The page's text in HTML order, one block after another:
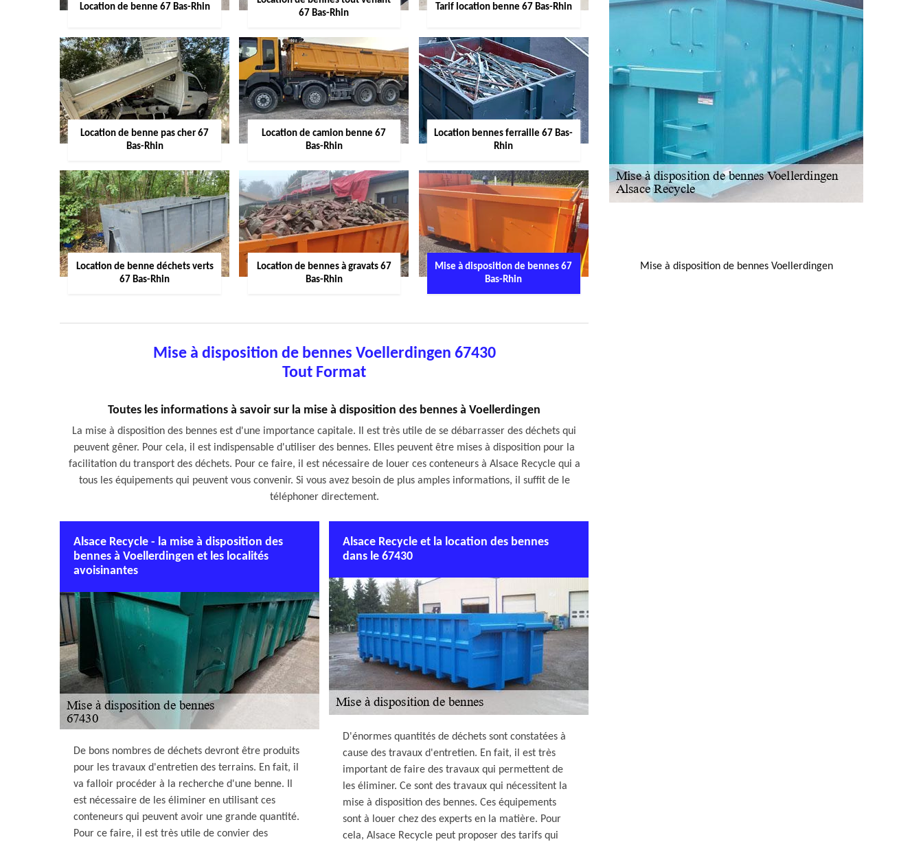
Location de benne 67 Bas-Rhin
67 Bas-Rhin
Tarif location benne 67 Bas-Rhin
Location de benne pas cher 67
Bas-Rhin
Location de camion benne 67
Bas-Rhin
Location bennes ferraille 67 Bas-
Rhin
Location de benne déchets verts
67 Bas-Rhin
Location de bennes à gravats 67
Bas-Rhin
Mise à disposition de bennes 67
Bas-Rhin
Mise à disposition de bennes Voellerdingen 67430
Tout Format
Toutes les informations à savoir sur la mise à disposition des bennes à Voellerdingen
La mise à disposition des bennes est d'une importance capitale. Il est très utile de se débarrasser des déchets qui
peuvent gêner. Pour cela, il est indispensable d'utiliser des bennes. Elles peuvent être mises à disposition pour la
facilitation du transport des déchets. Pour ce faire, il est nécessaire de louer ces conteneurs à Alsace Recycle qui a
tous les équipements qui peuvent vous convenir. Si vous avez besoin de plus amples informations, il suffit de le
téléphoner directement.
Alsace Recycle - la mise à disposition des
bennes à Voellerdingen et les localités
avoisinantes
De bons nombres de déchets devront être produits
pour les travaux d'entretien des terrains. En fait, il
va falloir procéder à la recherche d'une benne. Il
est nécessaire de les éliminer en utilisant ces
conteneurs qui peuvent avoir une grande quantité.
Pour ce faire, il est très utile de convier des
Alsace Recycle et la location des bennes
dans le 67430
D'énormes quantités de déchets sont constatées à
cause des travaux d'entretien. En fait, il est très
important de faire des travaux qui permettent de
les éliminer. Ce sont des travaux qui nécessitent la
mise à disposition des bennes. Ces équipements
sont à louer chez des experts en la matière. Pour
cela, Alsace Recycle peut proposer des tarifs qui
Mise à disposition de bennes Voellerdingen